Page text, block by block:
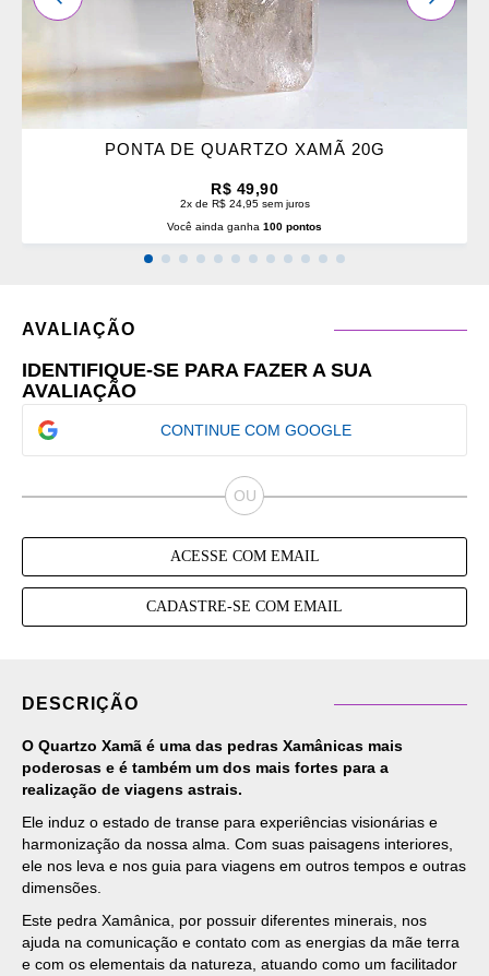
PONTA DE QUARTZO XAMÃ 20G
R$ 49,90
2x de R$ 24,95 sem juros
Você ainda ganha 100 pontos
AVALIAÇÃO
IDENTIFIQUE-SE PARA FAZER A SUA
AVALIAÇÃO
CONTINUE COM GOOGLE
ACESSE COM EMAIL
CADASTRE-SE COM EMAIL
DESCRIÇÃO
O Quartzo Xamã é uma das pedras Xamânicas mais
poderosas e é também um dos mais fortes para a
realização de viagens astrais.
Ele induz o estado de transe para experiências visionárias e
harmonização da nossa alma. Com suas paisagens interiores,
ele nos leva e nos guia para viagens em outros tempos e outras
dimensões.
Este pedra Xamânica, por possuir diferentes minerais, nos
ajuda na comunicação e contato com as energias da mãe terra
e com os elementais da natureza, atuando como um facilitador